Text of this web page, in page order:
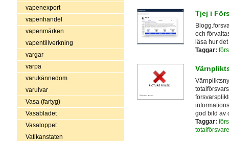
vapenexport
vapenhandel
vapenmärken
vapentillverkning
vargar
varpa
varukännedom
varulvar
Vasa (fartyg)
Vasabladet
Vasaloppet
Vatikanstaten
Tjej i
och
läsa hur
Taggar:
god bild av
Taggar: